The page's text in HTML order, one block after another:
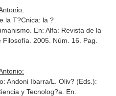
la T?Cnica: la ?
En: Alfa: Revista de la
Filosofía . 2005. Núm. 16. Pag.
Andoni Ibarra/L. Oliv? (Eds.):
y Tecnolog?a. En: